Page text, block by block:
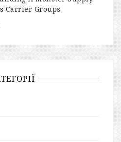
Carrier Groups